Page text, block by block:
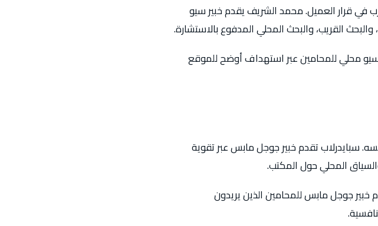
في قرار العميل. محمد الشريف يقدم خبير سيو
القريب، والبحث المحلي المدفوع بالاستشارة.
سيو محلي للمحامين عبر استهداف أوضح للموقع
سبايدرلاب تقدم خبير جوجل مابس عبر تقوية
المحلي حول المكتب.
خبير جوجل مابس للمحامين الذين يريدون